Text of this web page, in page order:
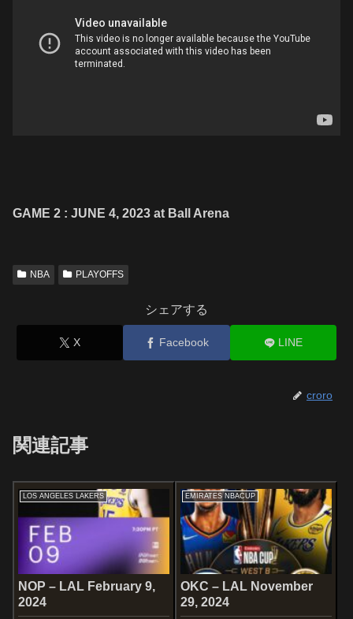
GAME 2 : JUNE 4, 2023 at Ball Arena
NBA PLAYOFFS
シェアする
X Facebook LINE
croro
関連記事
LOS ANGELES LAKERS
NOP – LAL February 9,
2024
EMIRATES NBACUP
OKC – LAL November
29, 2024